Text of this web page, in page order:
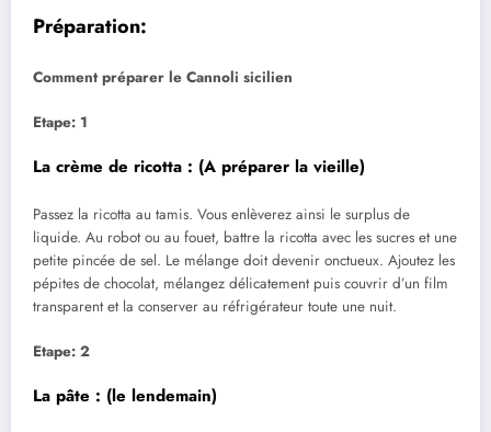
Préparation:
Comment préparer le Cannoli sicilien
Etape: 1
La crème de ricotta : (A préparer la vieille)
Passez la ricotta au tamis. Vous enlèverez ainsi le surplus de
liquide. Au robot ou au fouet, battre la ricotta avec les sucres et une
petite pincée de sel. Le mélange doit devenir onctueux. Ajoutez les
pépites de chocolat, mélangez délicatement puis couvrir d’un film
transparent et la conserver au réfrigérateur toute une nuit.
Etape: 2
La pâte : (le lendemain)